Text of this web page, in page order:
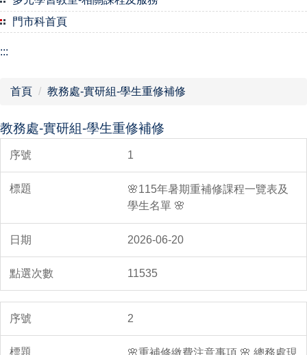
門市科首頁
:::
首頁 教務處-實研組-學生重修補修
教務處-實研組-學生重修補修
1
🌸115年暑期重補修課程一覽表及
學生名單 🌸
2026-06-20
11535
2
🌸重補修繳費注意事項 🌸 總務處現